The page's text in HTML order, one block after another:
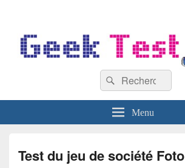
Recherche :
Rechercher
Menu
Test du jeu de société